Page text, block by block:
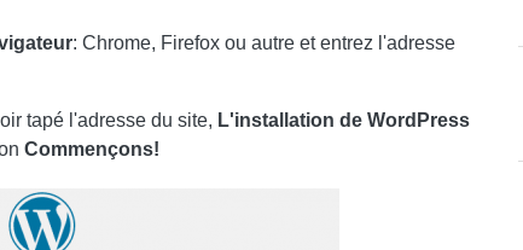
: Chrome, Firefox ou autre et entrez l'adresse
tapé l'adresse du site, L'installation de WordPress
Commençons!